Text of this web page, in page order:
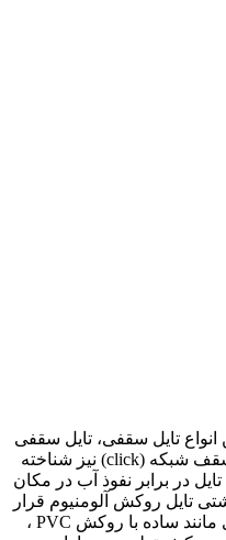
تایل سقفی، تایل سقفی
گچی است. تایل سقفی گچی به نام سقف شبكه (click) نیز شناخته
در برابر نفوذ آب در مکان
تایل روکش آلومنیوم قرار
می گیرد. این صفحات در انواع دیگری مانند ساده با روکش PVC ،